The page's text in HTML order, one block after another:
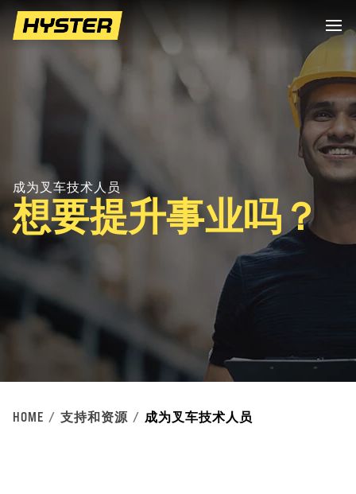
成为叉车技术人员
想要提升事业吗？
HOME 支持和资源 成为叉车技术人员